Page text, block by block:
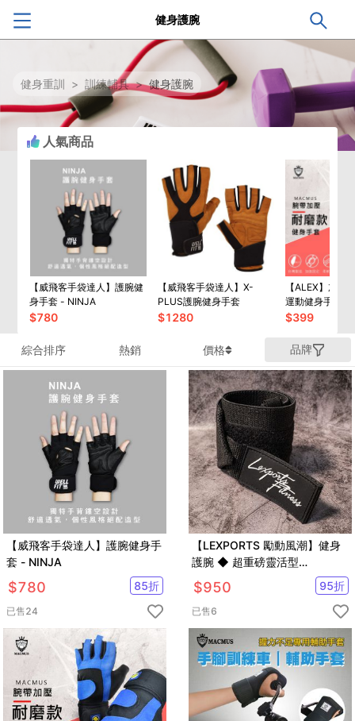
健身護腕
健身重訓 > 訓練輔具 > 健身護腕
人氣商品
【威飛客手袋達人】護腕健
身手套 - NINJA
$780
【威飛客手袋達人】X-
PLUS護腕健身手套
$1280
【ALEX】加強
運動健身手套
$399
綜合排序 熱銷 價格 品牌
【威飛客手袋達人】護腕健身手
套 - NINJA
$780 85折
已售24
【LEXPORTS 勵動風潮】健身
護腕 ◆ 超重磅靈活型
L60/L100
$950 95折
已售6